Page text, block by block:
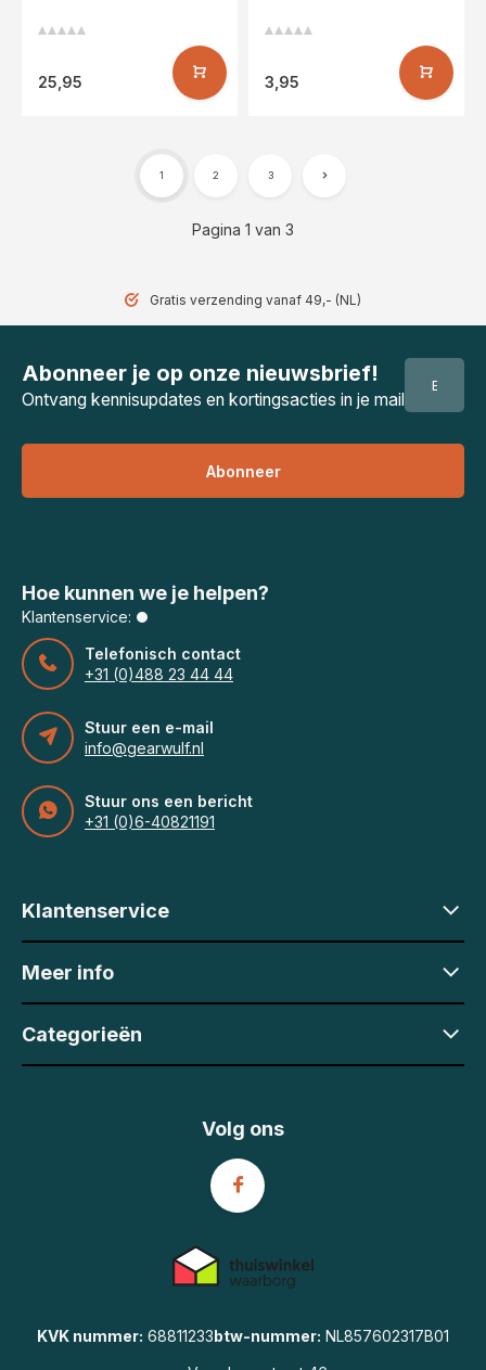
25,95 3,95
Pagina 1 van 3
1 2 3
Gratis verzending vanaf 49,- (NL)
Abonneer je op onze nieuwsbrief!
Ontvang kennisupdates en kortingsacties in je mail
Abonneer
Hoe kunnen we je helpen?
Klantenservice:
Telefonisch contact
+31 (0)488 23 44 44
Stuur een e-mail
info@gearwulf.nl
Stuur ons een bericht
+31 (0)6-40821191
Klantenservice
Meer info
Categorieën
KVK nummer: 68811233btw-nummer: NL857602317B01
Volg ons